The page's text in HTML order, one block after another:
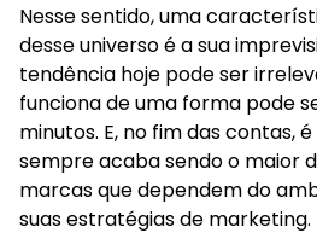
Nesse sentido, uma
desse universo é a sua
tendência hoje pode ser
funciona de uma forma pode
minutos. E, no fim das contas,
sempre acaba sendo o maior
marcas que dependem do
suas estratégias de marketing.